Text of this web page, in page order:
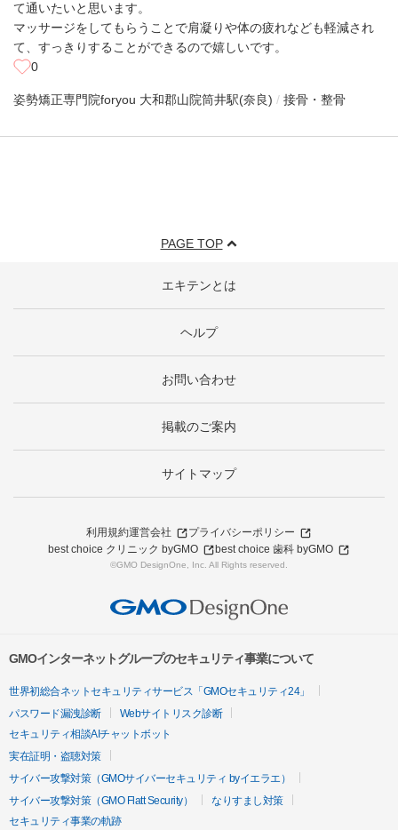
て通いたいと思います。
マッサージをしてもらうことで肩凝りや体の疲れなども軽減され
て、すっきりすることができるので嬉しいです。
0
姿勢矯正専門院foryou 大和郡山院筒井駅(奈良) 接骨・整骨
PAGE TOP
エキテンとは
ヘルプ
お問い合わせ
掲載のご案内
サイトマップ
利用規約運営会社
プライバシーポリシー
best choice クリニック byGMO
best choice 歯科 byGMO
©GMO DesignOne, Inc. All Rights reserved.
GMOインターネットグループのセキュリティ事業について
世界初総合ネットセキュリティサービス「GMOセキュリティ24」
パスワード漏洩診断
Webサイトリスク診断
セキュリティ相談AIチャットボット
実在証明・盗聴対策
サイバー攻撃対策（GMOサイバーセキュリティ byイエラエ）
サイバー攻撃対策（GMO Flatt Security）
なりすまし対策
セキュリティ事業の軌跡